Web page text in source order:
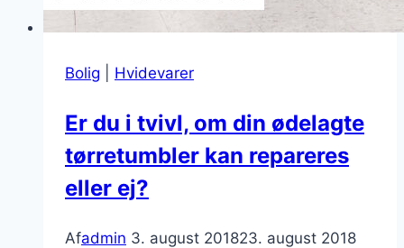
Bolig Hvidevarer
Er du i tvivl, om din ødelagte
tørretumbler kan repareres
eller ej?
Afadmin 3. august 201823. august 2018